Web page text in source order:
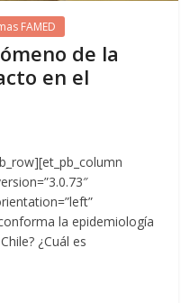
FAMED
de la
en el
la epidemiología
¿Cuál es